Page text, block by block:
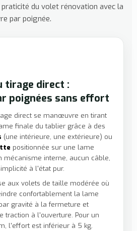
du volet rénovation avec la
par poignée.
tirage direct :
poignées sans effort
direct se manœuvre en tirant
finale du tablier grâce à des
(une intérieure, une extérieure) ou
positionnée sur une lame
mécanisme interne, aucun câble,
à l'état pur.
aux volets de taille modérée où
confortablement la lame
gravité à la fermeture et
traction à l'ouverture. Pour un
l'effort est inférieur à 5 kg.